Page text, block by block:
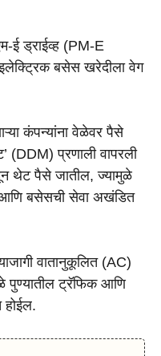
ई ड्राईव्ह (PM-E
बसेस खरेदीला वेग
कंपन्यांना वेळेवर पैसे
(DDM) प्रणाली वापरली
थेट पैसे जातील, ज्यामुळे
आणि बसेसची सेवा अखंडित
वातानुकूलित (AC)
पुण्यातील ट्रॅफिक आणि
होईल.